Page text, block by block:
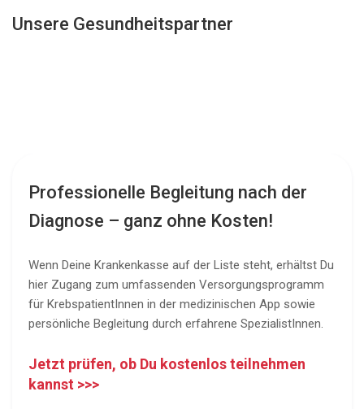
Unsere Gesundheitspartner
Professionelle Begleitung nach der
Diagnose – ganz ohne Kosten!
Wenn Deine Krankenkasse auf der Liste steht, erhältst Du
hier Zugang zum umfassenden Versorgungsprogramm
für KrebspatientInnen in der medizinischen App sowie
persönliche Begleitung durch erfahrene SpezialistInnen.
Jetzt prüfen, ob Du kostenlos teilnehmen
kannst >>>